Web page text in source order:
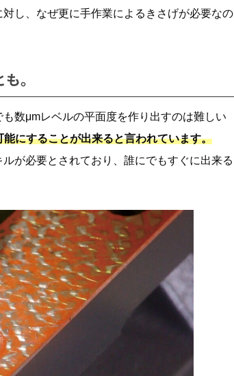
し、なぜ更に手作業によるきさげが必要なの
。
数μmレベルの平面度を作り出すのは難しい
にすることが出来ると言われています。
が必要とされており、誰にでもすぐに出来る